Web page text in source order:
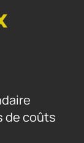
de coûts